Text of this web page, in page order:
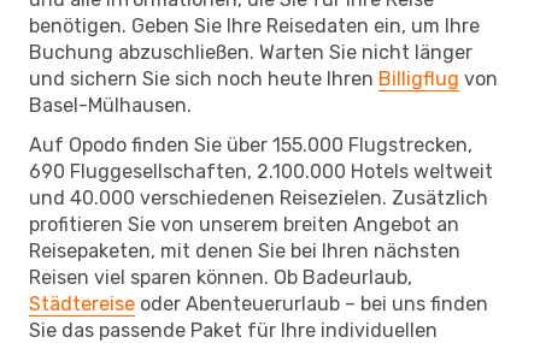
benötigen. Geben Sie Ihre Reisedaten ein, um Ihre
Buchung abzuschließen. Warten Sie nicht länger
und sichern Sie sich noch heute Ihren Billigflug von
Basel-Mülhausen.
Auf Opodo finden Sie über 155.000 Flugstrecken,
690 Fluggesellschaften, 2.100.000 Hotels weltweit
und 40.000 verschiedenen Reisezielen. Zusätzlich
profitieren Sie von unserem breiten Angebot an
Reisepaketen, mit denen Sie bei Ihren nächsten
Reisen viel sparen können. Ob Badeurlaub,
Städtereise oder Abenteuerurlaub – bei uns finden
Sie das passende Paket für Ihre individuellen